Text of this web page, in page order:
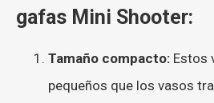
gafas Mini Shooter:
Tamaño compacto: Estos
pequeños que los vasos